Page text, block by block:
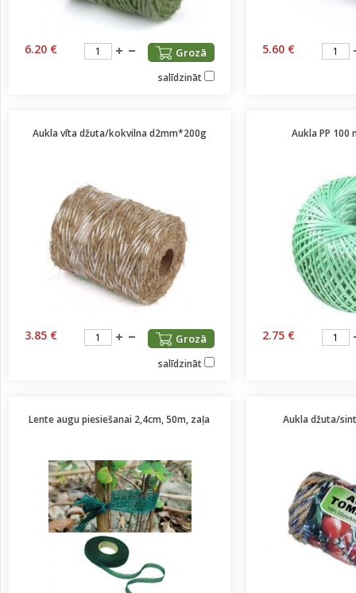
6.20 € Grozā
salīdzināt
5.60 €
Aukla vīta džuta/kokvilna d2mm*200g
3.85 € Grozā
salīdzināt
Aukla PP 100
2.75 €
Lente augu piesiešanai 2,4cm, 50m, zaļa Aukla džuta/